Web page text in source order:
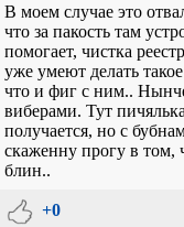
В моем случае это
что за пакость там
помогает, чистка
уже умеют делать
что и фиг с ним..
виберами. Тут
получается, но с
скаженну прогу в том,
блин..
+0